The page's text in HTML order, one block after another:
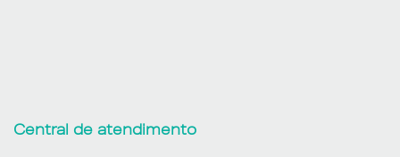
Central de atendimento